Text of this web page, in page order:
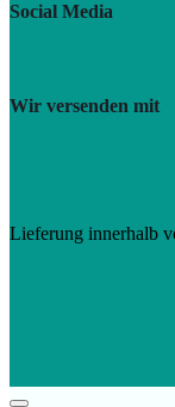
Social Media
Wir versenden mit
Lieferung innerhalb